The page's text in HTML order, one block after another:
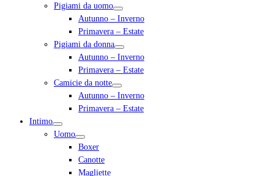
Pigiami da uomo
Autunno – Inverno
Primavera – Estate
Pigiami da donna
Autunno – Inverno
Primavera – Estate
Camicie da notte
Autunno – Inverno
Primavera – Estate
Intimo
Uomo
Boxer
Canotte
Magliette